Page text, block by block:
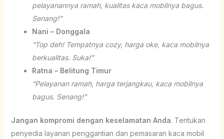
pelayanannya ramah, kualitas kaca mobilnya bagus.
Senang!”
Nani – Donggala
“Top deh! Tempatnya cozy, harga oke, kaca mobilnya
berkualitas. Suka!”
Ratna – Belitung Timur
“Pelayanan ramah, harga terjangkau, kaca mobilnya
bagus. Senang!”
Jangan kompromi dengan keselamatan Anda. Tentukan
penyedia layanan penggantian dan pemasaran kaca mobil